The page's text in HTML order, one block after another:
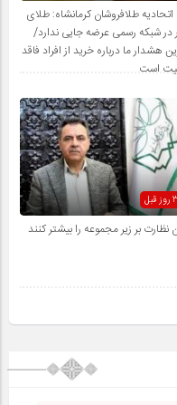
طلافروشان کرمانشاه: طلای
در شبکه رسمی عرضه جایی ندارد/
هشدار ما درباره خرید از افراد فاقد
است
نظارت بر زیر مجموعه را بیشتر کنند